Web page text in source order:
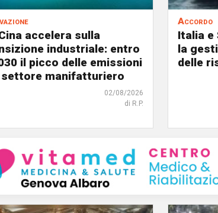
accelera sulla
industriale: entro
il picco delle emissioni
settore manifatturiero
02/08/2026
di R.P.
Accordo
Italia e
la
delle